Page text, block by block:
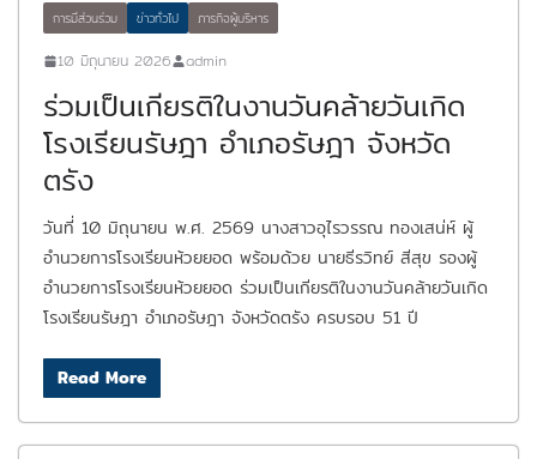
การมีส่วนร่วม ข่าวทั่วไป ภารกิจผู้บริหาร
10 มิถุนายน 2026 admin
ร่วมเป็นเกียรติในงานวันคล้ายวันเกิด
โรงเรียนรัษฎา อำเภอรัษฎา จังหวัด
ตรัง
วันที่ 10 มิถุนายน พ.ศ. 2569 นางสาวอุไรวรรณ ทองเสน่ห์ ผู้
อำนวยการโรงเรียนห้วยยอด พร้อมด้วย นายธีรวิทย์ สีสุข รองผู้
อำนวยการโรงเรียนห้วยยอด ร่วมเป็นเกียรติในงานวันคล้ายวันเกิด
โรงเรียนรัษฎา อำเภอรัษฎา จังหวัดตรัง ครบรอบ 51 ปี
Read More